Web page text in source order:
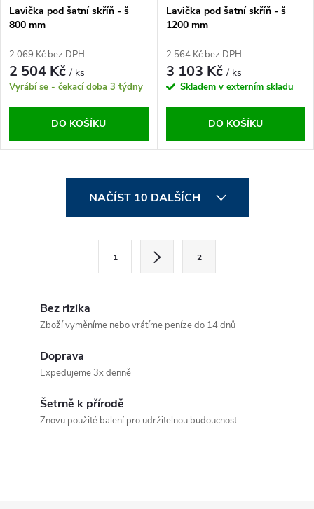
Lavička pod šatní skříň - š
800 mm
2 069 Kč bez DPH
2 504 Kč/ ks
Vyrábí se - čekací doba 3 týdny
DO KOŠÍKU
Lavička pod šatní skříň - š
1200 mm
2 564 Kč bez DPH
3 103 Kč/ ks
Skladem v externím skladu
DO KOŠÍKU
k
NAČÍST 10 DALŠÍCH
1 2
Bez rizika
Zboží vyměníme nebo vrátíme peníze do 14 dnů
Doprava
Expedujeme 3x denně
Šetrně k přírodě
Znovu použité balení pro udržitelnou budoucnost.